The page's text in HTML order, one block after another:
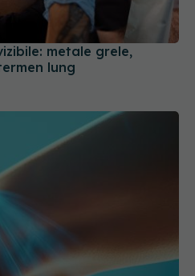
metale grele,
lung